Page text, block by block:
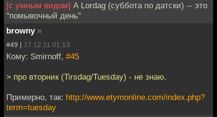
[с умным видом] А Lordag (суббота по датски) -- это
"помывочный день"
browny »
#49 | 17.12.11 01:13
Кому: Smirnoff, #45
> про вторник (Tirsdag/Tuesday) - не знаю.
Примерно, так: http://www.etymonline.com/index.php?
term=tuesday